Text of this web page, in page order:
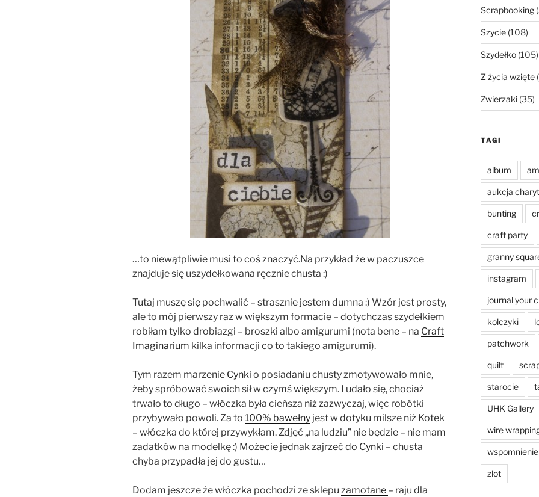
…to niewątpliwie musi to coś znaczyć.Na przykład że w paczuszce
znajduje się uszydełkowana ręcznie chusta :)
Tutaj muszę się pochwalić – strasznie jestem dumna :) Wzór jest prosty,
ale to mój pierwszy raz w większym formacie – dotychczas szydełkiem
robiłam tylko drobiazgi – broszki albo amigurumi (nota bene – na Craft
Imaginarium kilka informacji co to takiego amigurumi).
Tym razem marzenie Cynki o posiadaniu chusty zmotywowało mnie,
żeby spróbować swoich sił w czymś większym. I udało się, chociaż
trwało to długo – włóczka była cieńsza niż zazwyczaj, więc robótki
przybywało powoli. Za to 100% bawełny jest w dotyku milsze niż Kotek
– włóczka do której przywykłam. Zdjęć „na ludziu” nie będzie – nie mam
zadatków na modelkę :) Możecie jednak zajrzeć do Cynki – chusta
chyba przypadła jej do gustu…
Dodam jeszcze że włóczka pochodzi ze sklepu zamotane – raju dla
Scrapbooking
Szycie(108)
Szydełko(105)
Z życia wzięte
Zwierzaki(35)
TAGI
album
aukcja
bunting
craft party
granny
instagram
journal your
kolczyki
patchwork
quilt
starocie
UHK Gallery
wire
wspomnienie
zlot